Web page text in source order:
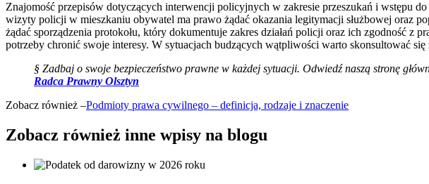
Znajomość przepisów dotyczących interwencji policyjnych w zakresie przeszukań i wstępu
wizyty policji w mieszkaniu obywatel ma prawo żądać okazania legitymacji służbowej oraz
żądać sporządzenia protokołu, który dokumentuje zakres działań policji oraz ich zgodność
potrzeby chronić swoje interesy. W sytuacjach budzących wątpliwości warto skonsultować
§ Zadbaj o swoje bezpieczeństwo prawne w każdej sytuacji. Odwiedź naszą stronę
Radca Prawny Olsztyn
Zobacz również –Podmioty prawa cywilnego – definicja, rodzaje i znaczenie
Zobacz również inne wpisy na blogu